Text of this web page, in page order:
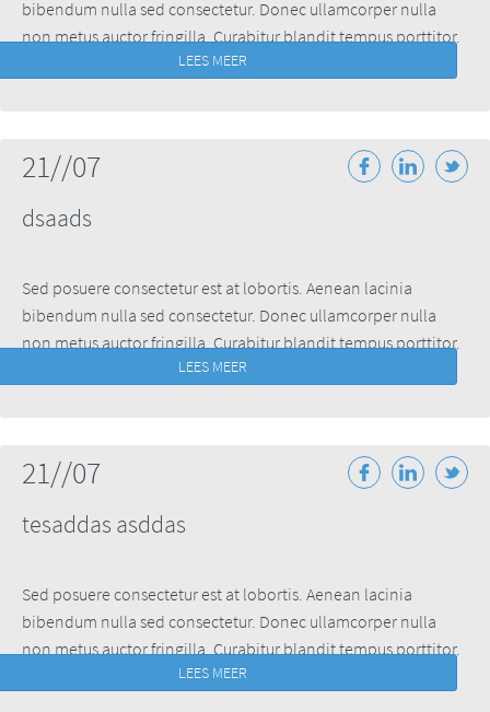
bibendum nulla sed consectetur. Donec ullamcorper nulla
non metus auctor fringilla. Curabitur blandit tempus porttitor.
Sed posuere consectetur ...LEES MEER
21//07
dsaads
Sed posuere consectetur est at lobortis. Aenean lacinia
bibendum nulla sed consectetur. Donec ullamcorper nulla
non metus auctor fringilla. Curabitur blandit tempus porttitor.
Sed posuere consectetur ...LEES MEER
21//07
tesaddas asddas
Sed posuere consectetur est at lobortis. Aenean lacinia
bibendum nulla sed consectetur. Donec ullamcorper nulla
non metus auctor fringilla. Curabitur blandit tempus porttitor.
Sed posuere consectetur ...LEES MEER